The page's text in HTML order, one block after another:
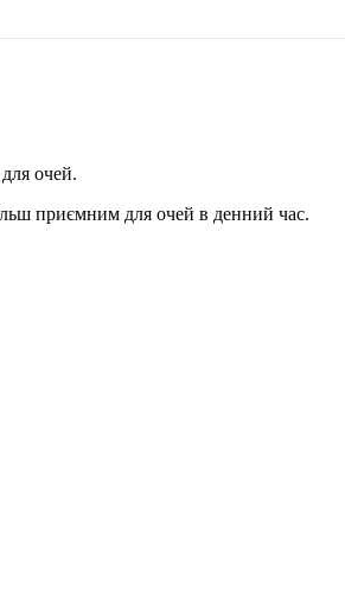
очей.
приємним для очей в денний час.